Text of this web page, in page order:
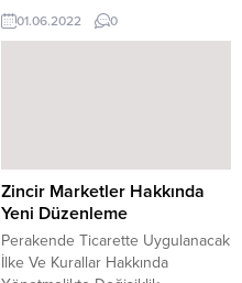
Bakanlığı’nca EXPO 2023 Özel
Danışmanı olarak atanan
2023 Onikişubat-
Kahramanmaraş’a davet etti.
01.06.2022 0
Zincir Marketler Hakkında
Yeni Düzenleme
Perakende Ticarette Uygulanacak
İlke Ve Kurallar Hakkında